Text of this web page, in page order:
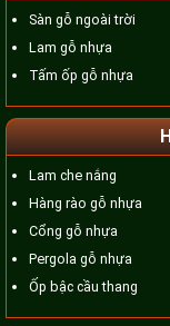
Sàn gỗ ngoài trời
Lam gỗ nhựa
Tấm ốp gỗ nhựa
Lam che nắng
Hàng rào gỗ nhựa
Cổng gỗ nhựa
Pergola gỗ nhựa
Ốp bậc cầu thang